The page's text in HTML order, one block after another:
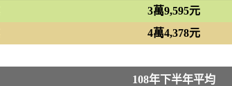
3萬9,595元
4萬4,378元
108年下半年平均